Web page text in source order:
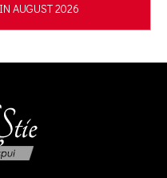
AUGUST 2026